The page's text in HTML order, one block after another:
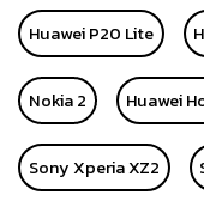
Huawei P20 Lite
Nokia 2 Huawei
Sony Xperia XZ2